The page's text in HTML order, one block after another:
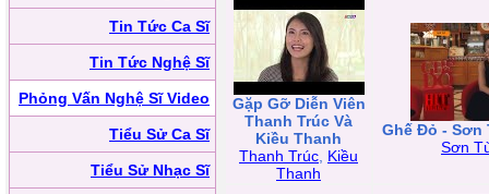
Tin Tức Ca Sĩ
Tin Tức Nghệ Sĩ
Phỏng Vấn Nghệ Sĩ Video
Tiểu Sử Ca Sĩ
Tiểu Sử Nhạc Sĩ
Gặp Gỡ Diễn Viên
Thanh Trúc Và
Kiều Thanh
Thanh Trúc Kiều
Thanh
Ghế Đỏ - Sơn
Sơn